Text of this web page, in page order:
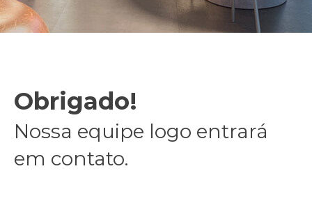
Obrigado!
Nossa equipe logo entrará
em contato.